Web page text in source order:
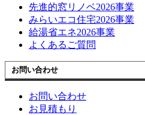
先進的窓リノベ2026事業
みらいエコ住宅2026事業
給湯省エネ2026事業
よくあるご質問
お問い合わせ
お問い合わせ
お見積もり